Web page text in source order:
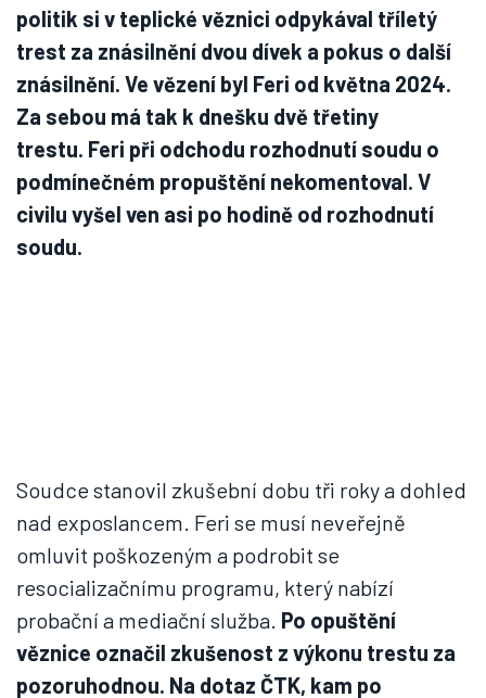
politik si v teplické věznici odpykával tříletý
trest za znásilnění dvou dívek a pokus o další
znásilnění. Ve vězení byl Feri od května 2024.
Za sebou má tak k dnešku dvě třetiny
trestu. Feri při odchodu rozhodnutí soudu o
podmínečném propuštění nekomentoval. V
civilu vyšel ven asi po hodině od rozhodnutí
soudu.
Soudce stanovil zkušební dobu tři roky a dohled
nad exposlancem. Feri se musí neveřejně
omluvit poškozeným a podrobit se
resocializačnímu programu, který nabízí
probační a mediační služba. Po opuštění
věznice označil zkušenost z výkonu trestu za
pozoruhodnou. Na dotaz ČTK, kam po